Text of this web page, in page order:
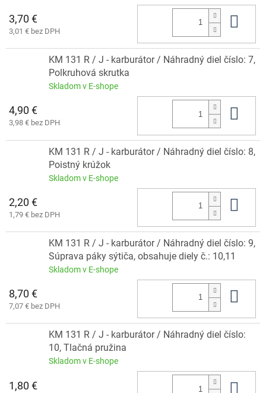
3,70 €
3,01 € bez DPH
KM 131 R / J - karburátor / Náhradný diel číslo: 7,
Polkruhová skrutka
Skladom v E-shope
4,90 €
3,98 € bez DPH
KM 131 R / J - karburátor / Náhradný diel číslo: 8,
Poistný krúžok
Skladom v E-shope
2,20 €
1,79 € bez DPH
KM 131 R / J - karburátor / Náhradný diel číslo: 9,
Súprava páky sýtiča, obsahuje diely č.: 10,11
Skladom v E-shope
8,70 €
7,07 € bez DPH
KM 131 R / J - karburátor / Náhradný diel číslo:
10, Tlačná pružina
Skladom v E-shope
1,80 €